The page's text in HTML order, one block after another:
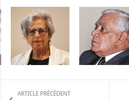
ARTICLE PRÉCÉDENT